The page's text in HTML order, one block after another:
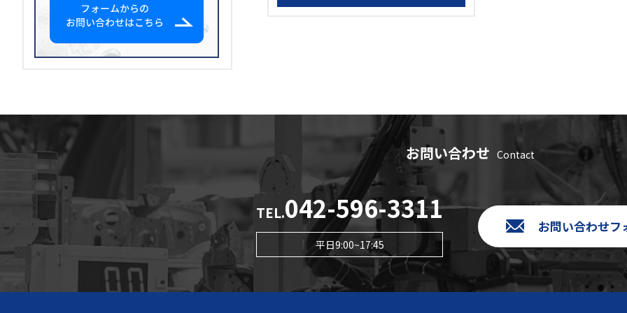
お問い合わせ Contact
TEL.042-596-3311
平日9:00~17:45
お問い合わせフ